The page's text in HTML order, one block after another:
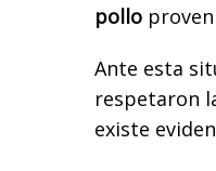
pollo
Ante esta
respetaron
existe